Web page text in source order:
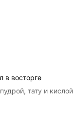
в восторге
тату и